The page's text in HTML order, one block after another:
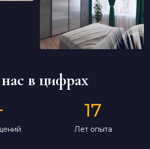
в цифрах
17
Лет опыта